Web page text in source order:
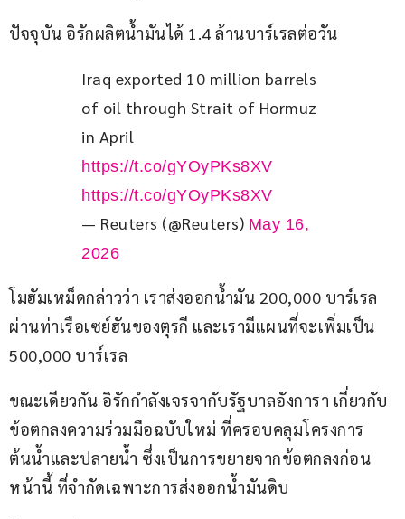
ปัจจุบัน อิรักผลิตน้ำมันได้ 1.4 ล้านบาร์เรลต่อวัน
Iraq exported 10 million barrels
of oil through Strait of Hormuz
in April
https://t.co/gYOyPKs8XV
https://t.co/gYOyPKs8XV
— Reuters (@Reuters) May 16,
2026
โมฮัมเหม็ดกล่าวว่า เราส่งออกน้ำมัน 200,000 บาร์เรล
ผ่านท่าเรือเซย์ฮันของตุรกี และเรามีแผนที่จะเพิ่มเป็น
500,000 บาร์เรล
ขณะเดียวกัน อิรักกำลังเจรจากับรัฐบาลอังการา เกี่ยวกับ
ข้อตกลงความร่วมมือฉบับใหม่ ที่ครอบคลุมโครงการ
ต้นน้ำและปลายน้ำ ซึ่งเป็นการขยายจากข้อตกลงก่อน
หน้านี้ ที่จำกัดเฉพาะการส่งออกน้ำมันดิบ